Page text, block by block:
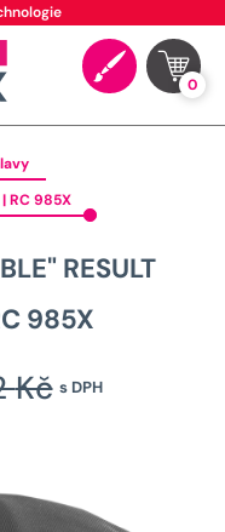
0
RC 985X
RESULT
985X
s DPH
Kč
byla: